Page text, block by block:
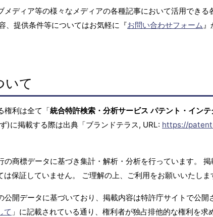
メディア等の様々なメディアの各種記事において活用できる
、提供条件等についてはお気軽に『お問い合わせフォーム
いて
権利は全て「統合特許検索・分析サービス パテント・イン
)に掲載する際は出典「ブランドテラス, URL: https://
の商標データに基づき集計・解析・分析を行っています。
保証していません。 ご理解の上、ご利用をお願いいたしま
開データに基づいており、掲載内容は特許庁サイトで公開
て 」に記載されている通り、権利者が独占排他的な権利を